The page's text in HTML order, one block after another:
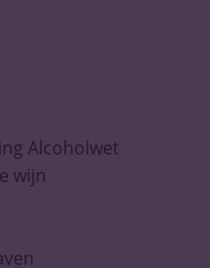
Alcoholwet
wijn